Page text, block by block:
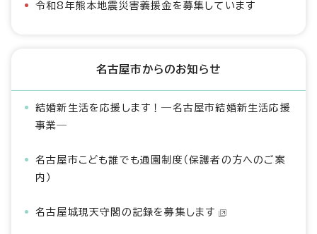
令和8年熊本地震災害義援金を募集しています
名古屋市からのお知らせ
結婚新生活を応援します！―名古屋市結婚新生活応援
事業―
名古屋市こども誰でも通園制度（保護者の方へのご案
内）
名古屋城現天守閣の記録を募集します